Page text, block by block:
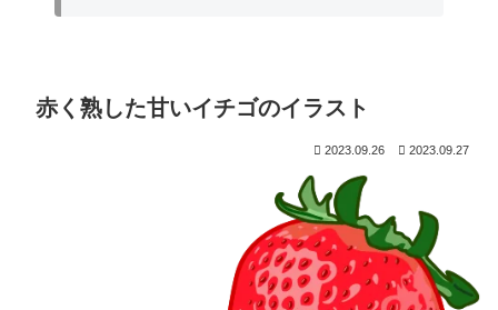
赤く熟した甘いイチゴのイラスト
2023.09.26 2023.09.27